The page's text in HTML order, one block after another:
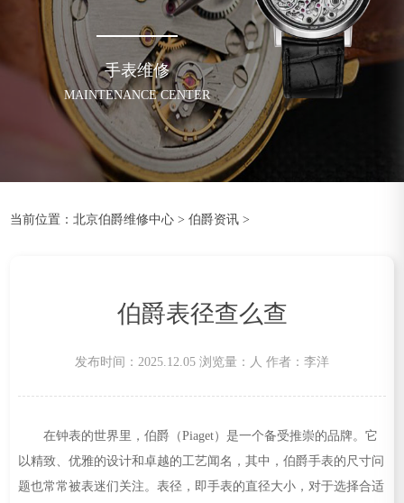
手表维修
MAINTENANCE CENTER
当前位置：北京伯爵维修中心 >伯爵资讯 >
伯爵表径查么查
发布时间：2025.12.05 浏览量： 人 作者：李洋
在钟表的世界里，伯爵（Piaget）是一个备受推崇的品牌。它
以精致、优雅的设计和卓越的工艺闻名，其中，伯爵手表的尺寸问
题也常常被表迷们关注。表径，即手表的直径大小，对于选择合适